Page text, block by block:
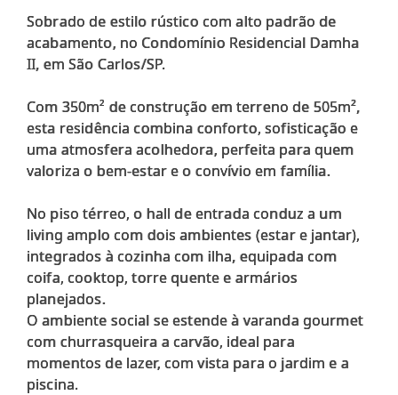
Sobrado de estilo rústico com alto padrão de
acabamento, no Condomínio Residencial Damha
II, em São Carlos/SP.
Com 350m² de construção em terreno de 505m²,
esta residência combina conforto, sofisticação e
uma atmosfera acolhedora, perfeita para quem
valoriza o bem-estar e o convívio em família.
No piso térreo, o hall de entrada conduz a um
living amplo com dois ambientes (estar e jantar),
integrados à cozinha com ilha, equipada com
coifa, cooktop, torre quente e armários
planejados.
O ambiente social se estende à varanda gourmet
com churrasqueira a carvão, ideal para
momentos de lazer, com vista para o jardim e a
piscina.